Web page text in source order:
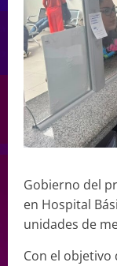
Gobierno del
en Hospital
unidades de
Con el objetivo